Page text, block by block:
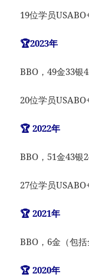
19位学员
🏆2023年
BBO，49金33银
20位学员
🏆 2022年
BBO，51金43银
27位学员
🏆 2021年
BBO，6金（包
🏆 2020年